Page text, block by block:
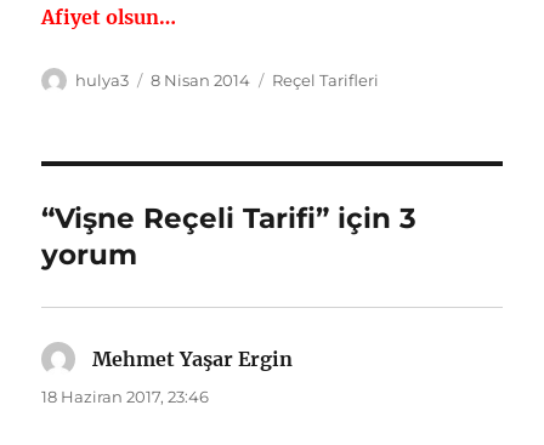
Afiyet olsun…
Yazar
hulya3
Yayın
8 Nisan 2014 Kategoriler
Reçel Tarifleri
“Vişne Reçeli Tarifi” için 3
yorum
Mehmet Yaşar Ergin
18 Haziran 2017, 23:46